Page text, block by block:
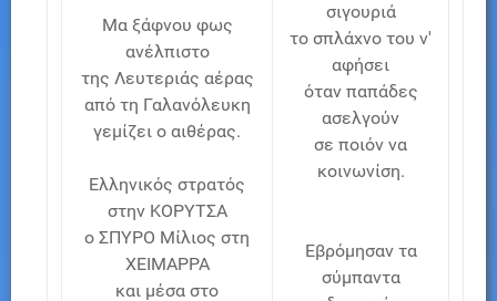
Μα ξάφνου φως
ανέλπιστο
της Λευτεριάς αέρας
από τη Γαλανόλευκη
γεμίζει ο αιθέρας.
Ελληνικός στρατός
στην ΚΟΡΥΤΣΑ
ο ΣΠΥΡΟ Μίλιος στη
ΧΕΙΜΑΡΡΑ
και μέσα στο
σιγουριά
το σπλάχνο του ν'
αφήσει
όταν παπάδες
ασελγούν
σε ποιόν να
κοινωνίση.
Εβρόμησαν τα
σύμπαντα